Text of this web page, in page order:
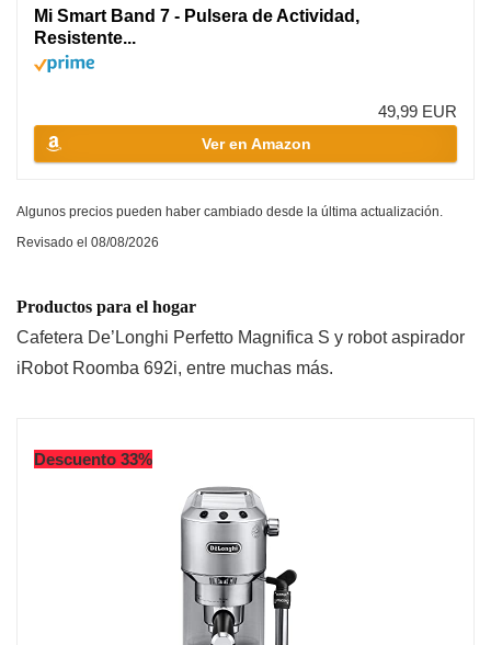
Mi Smart Band 7 - Pulsera de Actividad,
Resistente...
49,99 EUR
Ver en Amazon
Algunos precios pueden haber cambiado desde la última actualización.
Revisado el 08/08/2026
Productos para el hogar
Cafetera De’Longhi Perfetto Magnifica S y robot aspirador
iRobot Roomba 692i, entre muchas más.
Descuento 33%